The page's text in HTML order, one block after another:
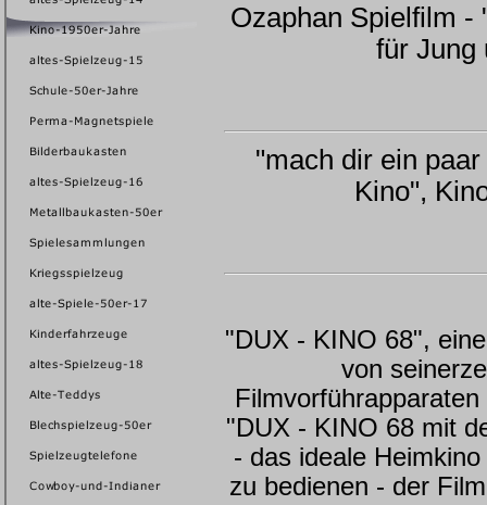
Ozaphan Spielfilm -
für Jung
"mach dir ein
Kino",
"DUX - KINO 68",
von
"DUX - KINO 68 mit
- das ideale
zu bedienen - der